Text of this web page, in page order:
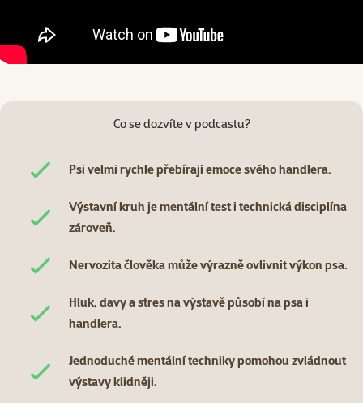
Co se dozvíte v podcastu?
Psi velmi rychle přebírají emoce svého handlera.
Výstavní kruh je mentální test i technická disciplína
zároveň.
Nervozita člověka může výrazně ovlivnit výkon psa.
Hluk, davy a stres na výstavě působí na psa i
handlera.
Jednoduché mentální techniky pomohou zvládnout
výstavy klidněji.